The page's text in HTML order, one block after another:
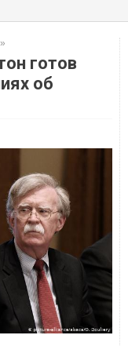
»
готов
об